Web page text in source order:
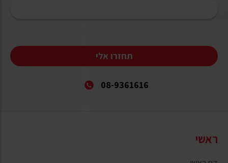
תחזרו אלי
08-9361616
ראשי